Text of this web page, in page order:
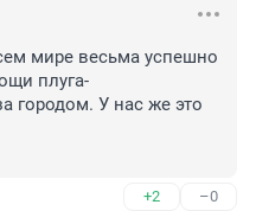
мире весьма успешно
плуга-
городом. У нас же это
+2 –0